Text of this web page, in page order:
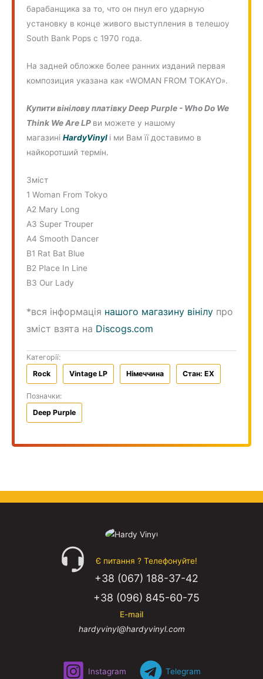
барабанщика за то, что он пнул его ударную
установку в конце живого выступления в телешоу
South Bank Pops с 1970 года.
На задней обложке более ранних изданий первая
композиция указана как «WOMAN FROM TOKAYO».
Купити вінілову платівкуDeep Purple - Who Do We
Think We Are LP ви можете у нашому
магазиніHardyVinyl і ми Вам її доставимо в
найкоротший термін.
Зміст
1 Woman From Tokyo
A2 Mary Long
A3 Super Trouper
A4 Smooth Dancer
B1 Rat Bat Blue
B2 Place In Line
B3 Our Lady
*вся інформація нашого магазину вінілу про
зміст взята на Discogs.com
Категорії:
Rock
Vintage LP Німеччина Стан: EX
Позначки:
Deep Purple
Є питання ? Телефонуйте!
+38 (067) 188-37-42
+38 (096) 845-60-75
E-mail
hardyvinyl@hardyvinyl.com
Instagram Telegram